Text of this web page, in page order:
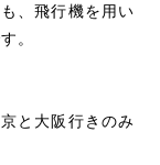
、飛行機を用い
。
と大阪行きのみ